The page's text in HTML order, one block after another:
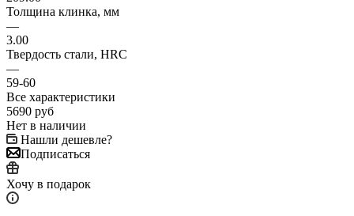
Толщина клинка, мм
—
3.00
Твердость стали, HRC
—
59-60
Все характеристики
5690 руб
Нет в наличии
Нашли дешевле?
Подписаться
Хочу в подарок